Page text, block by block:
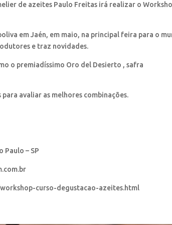
de azeites Paulo Freitas irá realizar o
em Jaén, em maio, na principal feira para o
e traz novidades.
o premiadíssimo Oro del Desierto , safra
avaliar as melhores combinações.
Paulo – SP
curso-degustacao-azeites.html